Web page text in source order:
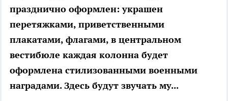
празднично оформлен: украшен
перетяжками, приветственными
плакатами, флагами, в центральном
вестибюле каждая колонна будет
оформлена стилизованными военными
наградами. Здесь будут звучать му...